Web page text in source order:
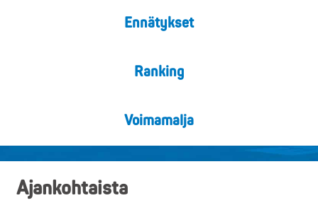
Ennätykset
Ranking
Voimamalja
Ajankohtaista